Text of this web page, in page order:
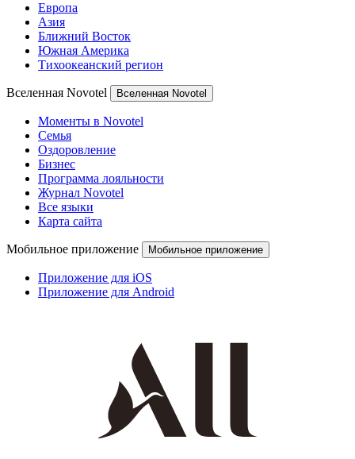
Европа
Азия
Ближний Восток
Южная Америка
Тихоокеанский регион
Вселенная Novotel Вселенная Novotel
Моменты в Novotel
Семья
Оздоровление
Бизнес
Программа лояльности
Журнал Novotel
Все языки
Карта сайта
Мобильное приложение Мобильное приложение
Приложение для iOS
Приложение для Android